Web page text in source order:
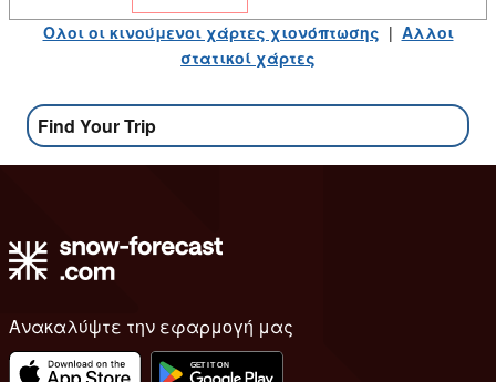
Ολοι οι κινούμενοι χάρτες χιονόπτωσης | Αλλοι
στατικοί χάρτες
Find Your Trip
Ανακαλύψτε την εφαρμογή μας